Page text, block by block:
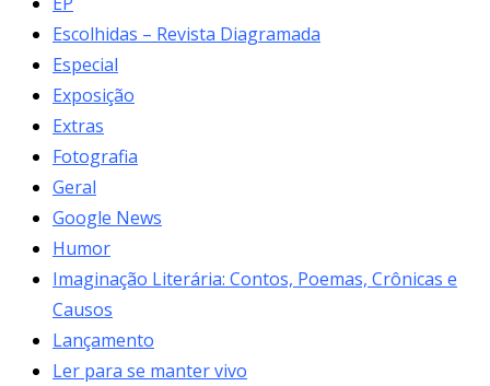
Escolhidas – Revista Diagramada
Especial
Exposição
Extras
Fotografia
Geral
Google News
Humor
Imaginação Literária: Contos, Poemas, Crônicas e
Causos
Lançamento
Ler para se manter vivo